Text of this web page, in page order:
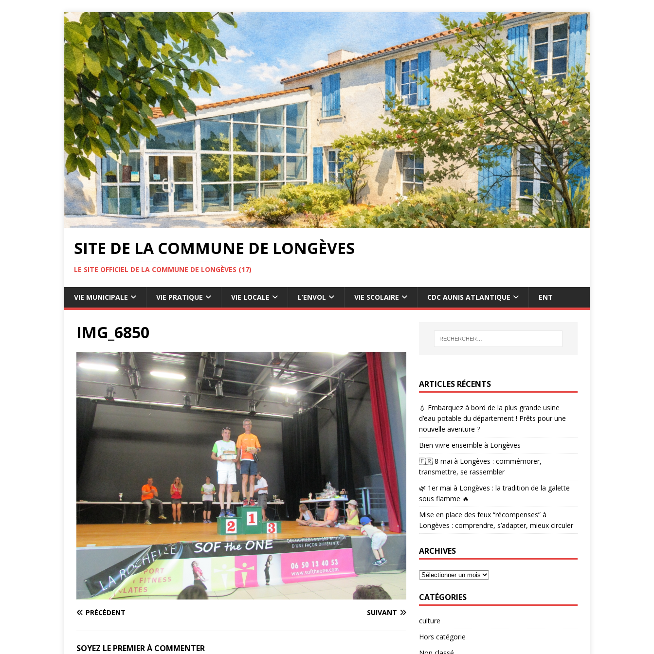
SITE DE LA COMMUNE DE LONGÈVES
LE SITE OFFICIEL DE LA COMMUNE DE LONGÈVES (17)
VIE MUNICIPALE VIE PRATIQUE VIE LOCALE L’ENVOL VIE SCOLAIRE CDC AUNIS ATLANTIQUE ENT
IMG_6850
PRÉCÉDENT SUIVANT
SOYEZ LE PREMIER À COMMENTER
ARTICLES RÉCENTS
💧 Embarquez à bord de la plus grande usine
d’eau potable du département ! Prêts pour une
nouvelle aventure ?
Bien vivre ensemble à Longèves
🇫🇷 8 mai à Longèves : commémorer,
transmettre, se rassembler
🌿 1er mai à Longèves : la tradition de la galette
sous flamme 🔥
Mise en place des feux “récompenses” à
Longèves : comprendre, s’adapter, mieux circuler
ARCHIVES
CATÉGORIES
culture
Hors catégorie